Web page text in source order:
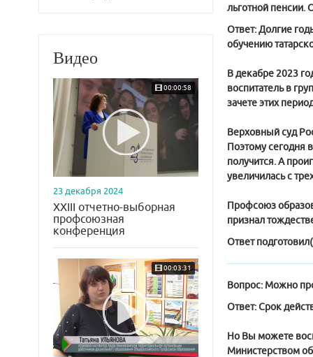
Видео
00:00:58
23 декабря 2024
XXIII отчетно-выборная
профсоюзная
конференция
00:03:31
льготной пенсии.
Ответ:Долгие
обучению
В декабре 2023
воспитатель в
зачете этих
Верховный суд
Поэтому сегодня
получится. А
увеличилась с
Профсоюз
признал
Ответ
Вопрос: Можно
Ответ:Срок
Но Вы можете
Министерством